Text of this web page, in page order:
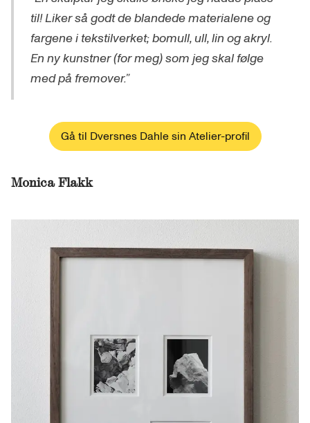
til! Liker så godt de blandede materialene og
fargene i tekstilverket; bomull, ull, lin og akryl.
En ny kunstner (for meg) som jeg skal følge
med på fremover.”
Gå til Dversnes Dahle sin Atelier-profil
Monica Flakk